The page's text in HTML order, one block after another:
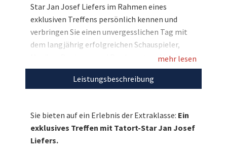
Star Jan Josef Liefers im Rahmen eines
exklusiven Treffens persönlich kennen und
verbringen Sie einen unvergesslichen Tag mit
dem langjährig erfolgreichen Schauspieler,
Musiker, Regisseur und Produzenten. Absolutes
Highlight an diesem Tag ist die
Drehtagbegleitung beim Tatort Münster mit
auch Jan Josef Liefers eincheckt, und können
sich zudem auf ein gemeinsames Frühstück mit
dem 51-jährigen Film- und Fernseh-Promi
mehr lesen
Leistungsbeschreibung
Sie bieten auf ein Erlebnis der Extraklasse: Ein
exklusives Treffen mit Tatort-Star Jan Josef
Liefers.